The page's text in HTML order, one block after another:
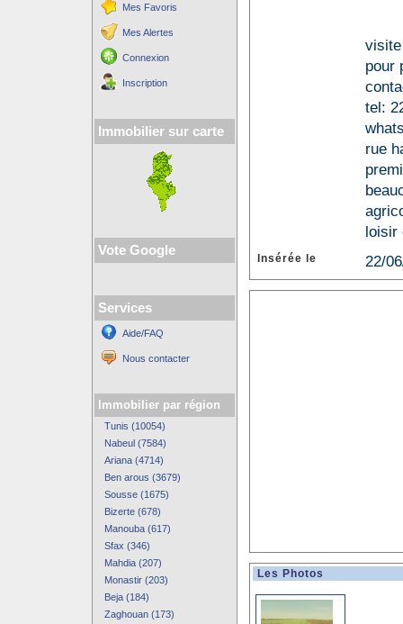
Mes Favoris
Mes Alertes
Connexion
Inscription
Immobilier sur carte
Vote Google
Services
Aide/FAQ
Nous contacter
Immobilier par région
Tunis (10054)
Nabeul (7584)
Ariana (4714)
Ben arous (3679)
Sousse (1675)
Bizerte (678)
Manouba (617)
Sfax (346)
Mahdia (207)
Monastir (203)
Beja (184)
Zaghouan (173)
pour
tel:
rue
loisir
Insérée le 22/
Les Photos